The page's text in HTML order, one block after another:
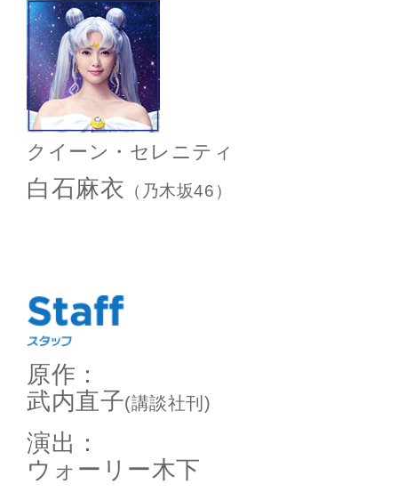
クイーン・セレニティ
白石麻衣 （乃木坂46）
原作：
武内直子(講談社刊)
演出：
ウォーリー木下